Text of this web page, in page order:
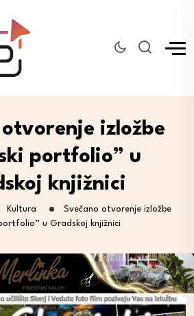
izložbe
portfolio” u
knjižnici
Kultura
Svečano otvorenje izložbe
u Gradskoj knjižnici